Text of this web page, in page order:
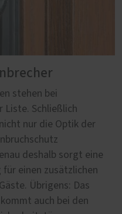
stehen bei
Liste. Schließlich
nur die Optik der
deshalb sorgt eine
einen zusätzlichen
Übrigens: Das
auch bei den